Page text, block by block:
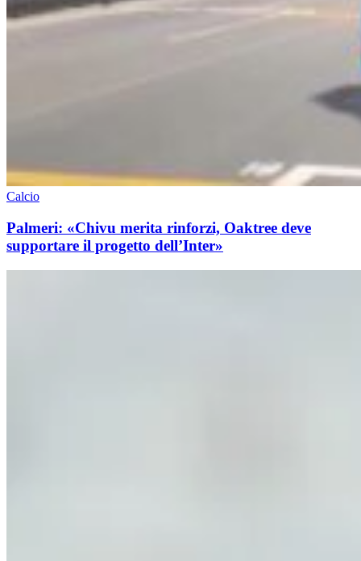
Calcio
Palmeri: «Chivu merita rinforzi, Oaktree deve
supportare il progetto dell’Inter»